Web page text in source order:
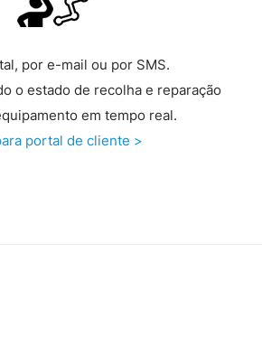
por e-mail ou por SMS.
o estado de recolha e reparação
em tempo real.
portal de cliente >